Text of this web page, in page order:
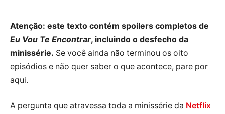
Atenção: este texto contém spoilers completos de
Eu Vou Te Encontrar, incluindo o desfecho da
minissérie. Se você ainda não terminou os oito
episódios e não quer saber o que acontece, pare por
aqui.
A pergunta que atravessa toda a minissérie da Netflix